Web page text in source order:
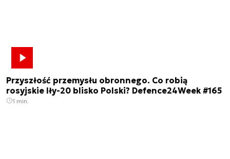
Przyszłość przemysłu obronnego. Co robią
rosyjskie Iły-20 blisko Polski? Defence24Week #165
1 min.